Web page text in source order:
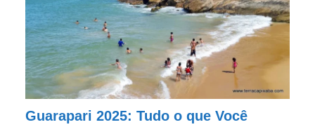
Guarapari 2025: Tudo o que Você